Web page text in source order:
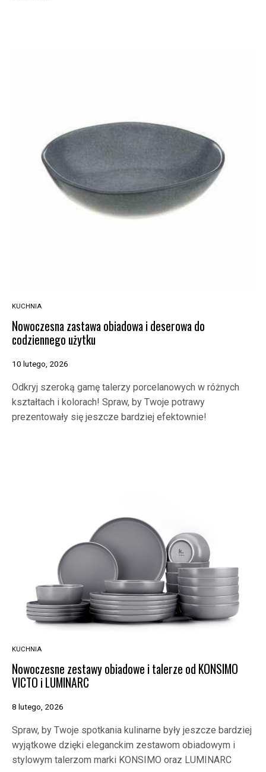
KUCHNIA
Nowoczesna zastawa obiadowa i deserowa do
codziennego użytku
10 lutego, 2026
Odkryj szeroką gamę talerzy porcelanowych w różnych
kształtach i kolorach! Spraw, by Twoje potrawy
prezentowały się jeszcze bardziej efektownie!
KUCHNIA
Nowoczesne zestawy obiadowe i talerze od KONSIMO
VICTO i LUMINARC
8 lutego, 2026
Spraw, by Twoje spotkania kulinarne były jeszcze bardziej
wyjątkowe dzięki eleganckim zestawom obiadowym i
stylowym talerzom marki KONSIMO oraz LUMINARC